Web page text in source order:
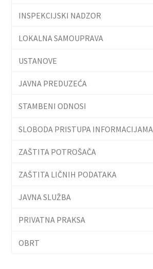
INSPEKCIJSKI NADZOR
LOKALNA SAMOUPRAVA
USTANOVE
JAVNA PREDUZEĆA
STAMBENI ODNOSI
SLOBODA PRISTUPA INFORMACIJAMA
ZAŠTITA POTROŠAČA
ZAŠTITA LIČNIH PODATAKA
JAVNA SLUŽBA
PRIVATNA PRAKSA
OBRT